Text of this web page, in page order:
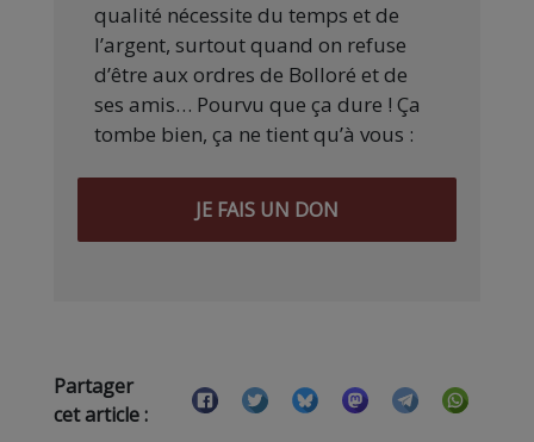
qualité nécessite du temps et de
l’argent, surtout quand on refuse
d’être aux ordres de Bolloré et de
ses amis… Pourvu que ça dure ! Ça
tombe bien, ça ne tient qu’à vous :
JE FAIS UN DON
Partager
cet article :